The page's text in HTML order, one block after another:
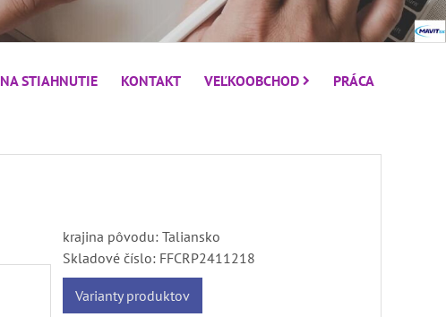
NA STIAHNUTIE KONTAKT VEĽKOOBCHOD PRÁCA
krajina pôvodu: Taliansko
Skladové číslo: FFCRP2411218
Varianty produktov